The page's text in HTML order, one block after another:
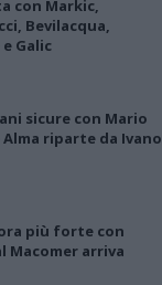
con Markic,
Bevilacqua,
Galic
sicure con Mario
riparte da Ivano
più forte con
Macomer arriva